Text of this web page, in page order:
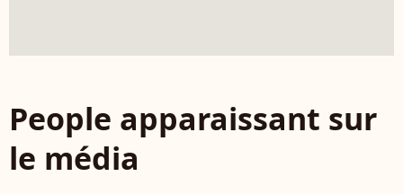
People apparaissant sur
le média